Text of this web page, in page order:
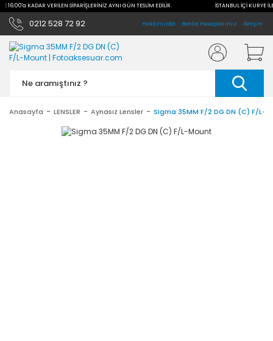
16:00'a KADAR VERİLEN SİPARİŞLERİNİZ AYNI GÜN TESLİM EDİLİR. İSTANBUL İÇİ KURYE
0212 528 72 92 Hakkımızda Banka Hesaplarımız İletişim
Anasayfa LENSLER Aynasız Lensler Sigma 35MM F/2 DG DN (C) F/L-